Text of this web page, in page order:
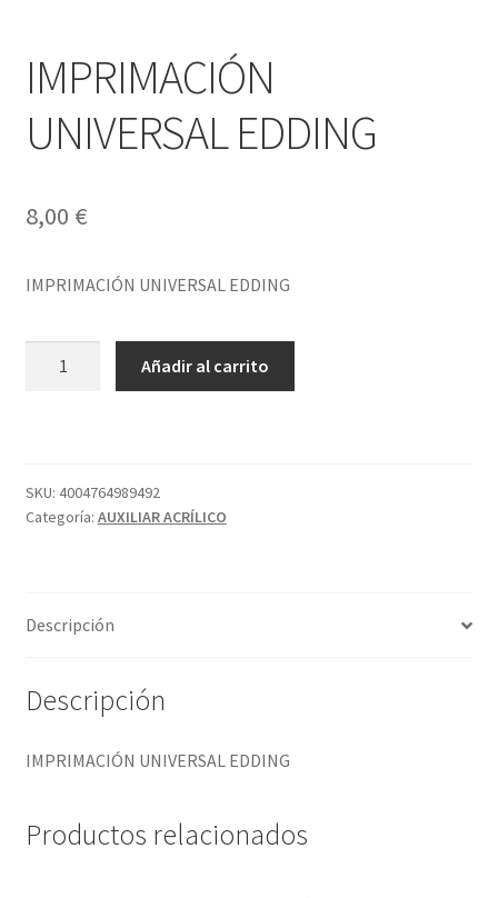
IMPRIMACIÓN
UNIVERSAL EDDING
8,00 €
IMPRIMACIÓN UNIVERSAL EDDING
Añadir al carrito
SKU: 4004764989492
Categoría: AUXILIAR ACRÍLICO
Descripción
Descripción
IMPRIMACIÓN UNIVERSAL EDDING
Productos relacionados